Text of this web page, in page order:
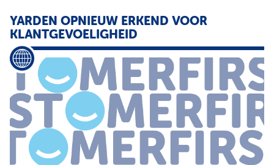
YARDEN OPNIEUW ERKEND VOOR
KLANTGEVOELIGHEID